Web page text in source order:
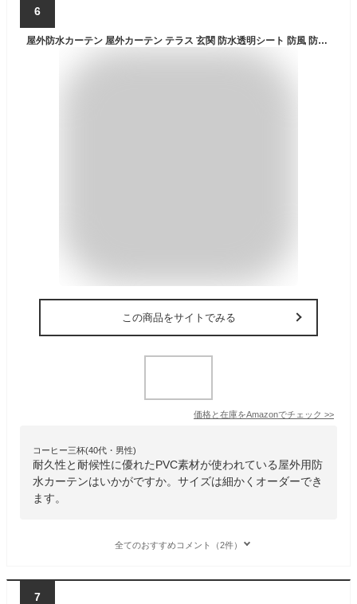
6
屋外防水カーテン 屋外カーテン テラス 玄関 防水透明シート 防風 防塵 雨よけ 透明アウターカーテンPVCガゼボガーデンターポリンカーテンアイレット付きビニールカーテン、耐候性頑丈な防水ターポリンポーチ、庭、パティオ、ガレージの側壁に防錆ワッシャー、耐摩耗性、 厚みのある0.35mm/0.5mm /カスタマイズ可能 (Color : 0.35mm, Size : 2x4m)
この商品をサイトでみる
価格と在庫をAmazonでチェック >>
コーヒー三杯(40代・男性)
耐久性と耐候性に優れたPVC素材が使われている屋外用防
水カーテンはいかがですか。サイズは細かくオーダーでき
ます。
全てのおすすめコメント（2件）
7